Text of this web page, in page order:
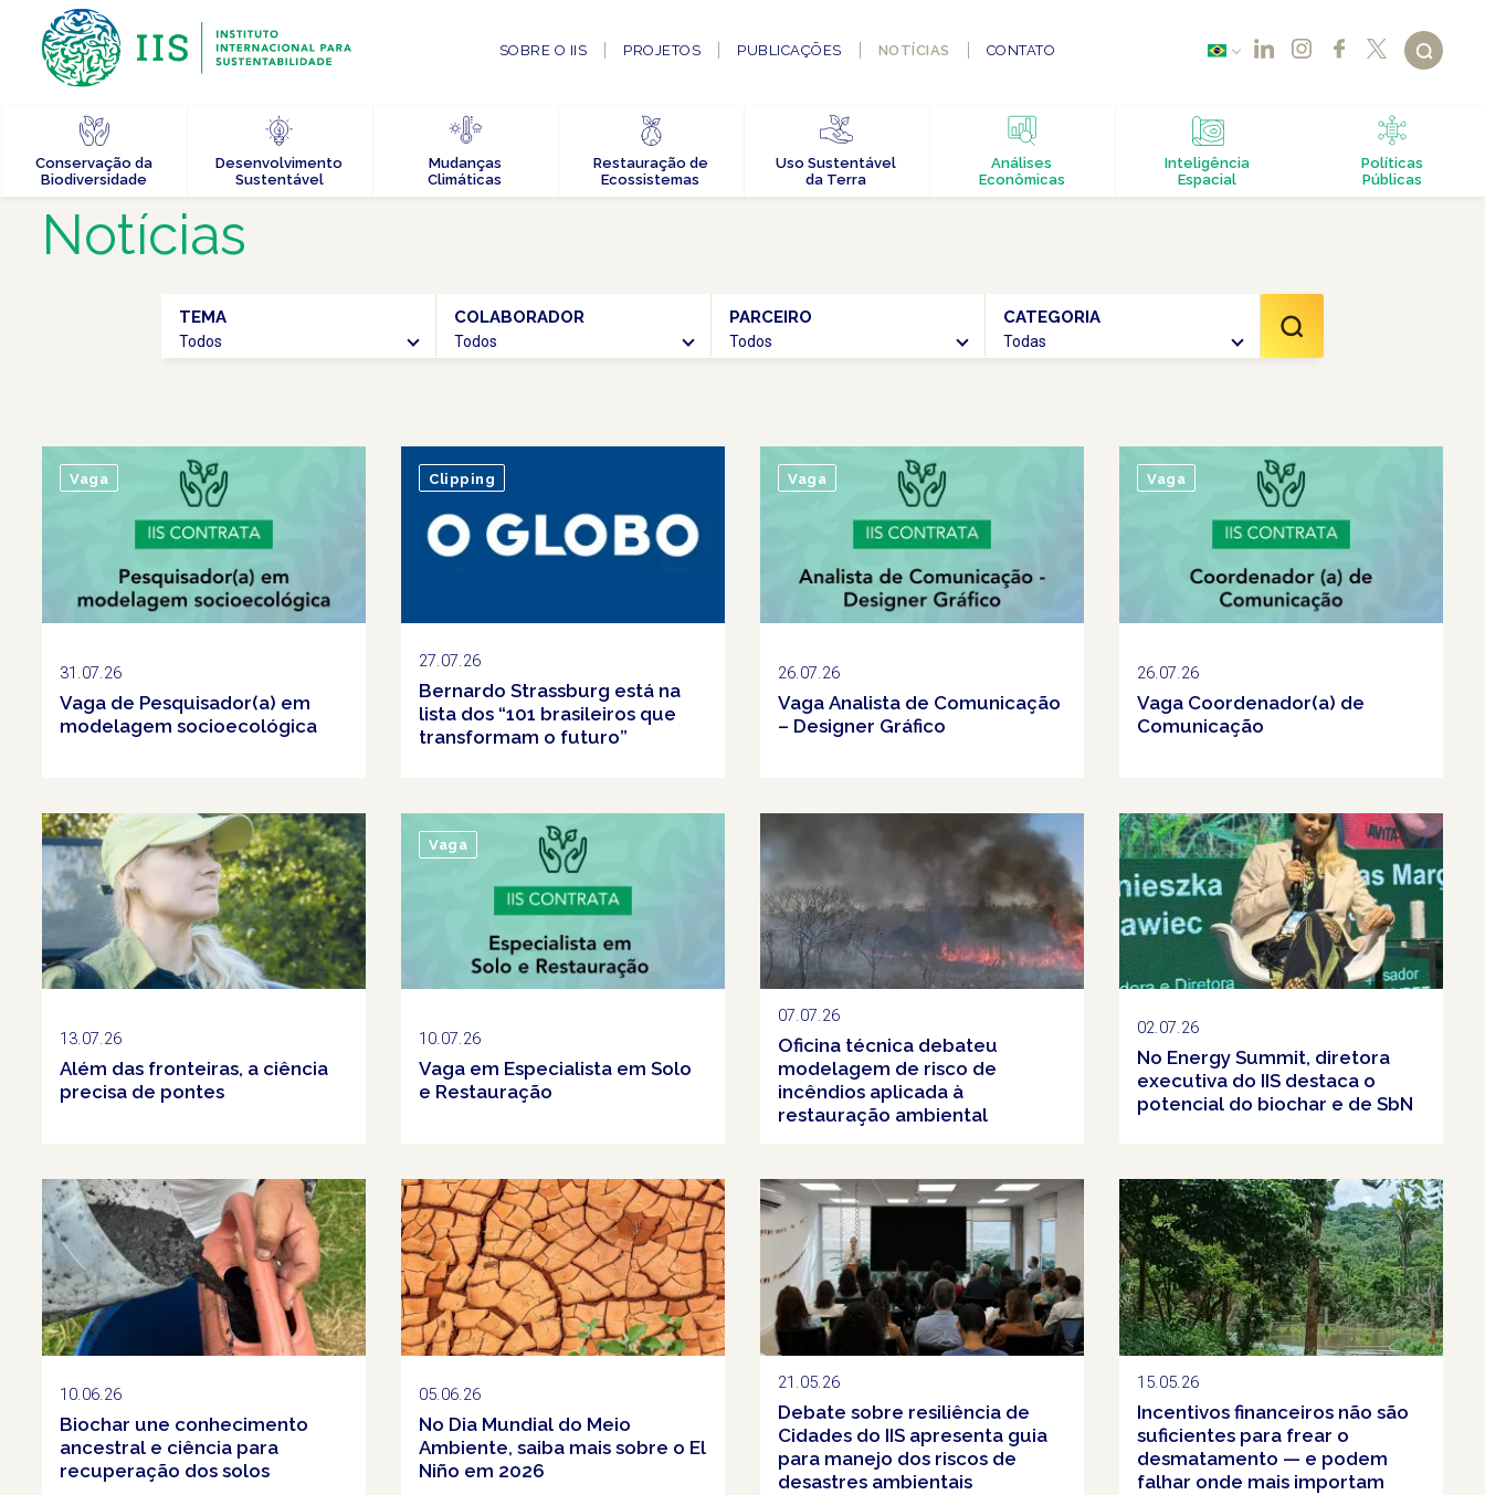
SOBRE O IIS PROJETOS PUBLICAÇÕES NOTÍCIAS CONTATO
Conservação da
Biodiversidade
Desenvolvimento
Sustentável
Mudanças
Climáticas
Restauração de
Ecossistemas
Uso Sustentável
da Terra
Análises
Econômicas
Inteligência
Espacial
Políticas
Públicas
Notícias
TEMA
Todos
COLABORADOR
Todos
PARCEIRO
Todos
CATEGORIA
Todas
BUSCAR
31.07.26
Vaga de Pesquisador(a) em
modelagem socioecológica
Vaga
27.07.26
Bernardo Strassburg está na
lista dos “101 brasileiros que
transformam o futuro”
Clipping
26.07.26
Vaga Analista de Comunicação
– Designer Gráfico
Vaga
26.07.26
Vaga Coordenador(a) de
Comunicação
Vaga
13.07.26
Além das fronteiras, a ciência
precisa de pontes
10.07.26
Vaga em Especialista em Solo
e Restauração
Vaga
07.07.26
Oficina técnica debateu
modelagem de risco de
incêndios aplicada à
restauração ambiental
02.07.26
No Energy Summit, diretora
executiva do IIS destaca o
potencial do biochar e de SbN
10.06.26
Biochar une conhecimento
ancestral e ciência para
recuperação dos solos
05.06.26
No Dia Mundial do Meio
Ambiente, saiba mais sobre o El
Niño em 2026
21.05.26
Debate sobre resiliência de
Cidades do IIS apresenta guia
para manejo dos riscos de
desastres ambientais
15.05.26
Incentivos financeiros não são
suficientes para frear o
desmatamento — e podem
falhar onde mais importam